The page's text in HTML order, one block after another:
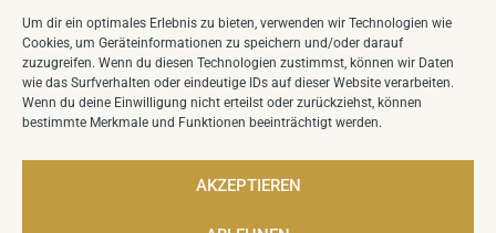
Um dir ein optimales Erlebnis zu bieten, verwenden wir Technologien wie
Cookies, um Geräteinformationen zu speichern und/oder darauf
zuzugreifen. Wenn du diesen Technologien zustimmst, können wir Daten
wie das Surfverhalten oder eindeutige IDs auf dieser Website verarbeiten.
Wenn du deine Einwilligung nicht erteilst oder zurückziehst, können
bestimmte Merkmale und Funktionen beeinträchtigt werden.
AKZEPTIEREN
Folgen Sie uns auf unseren Kanälen:
Wettbewerb"Unser Dorf hat Zukunft":